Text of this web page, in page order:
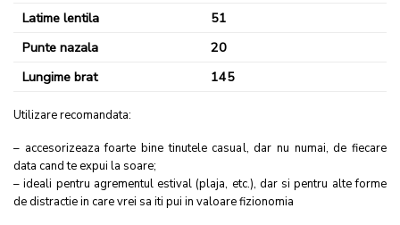
Latime lentila
51
Punte nazala
20
Lungime brat
145
Utilizare recomandata:
– accesorizeaza foarte bine tinutele casual, dar nu numai, de fiecare
data cand te expui la soare;
– ideali pentru agrementul estival (plaja, etc.), dar si pentru alte forme
de distractie in care vrei sa iti pui in valoare fizionomia